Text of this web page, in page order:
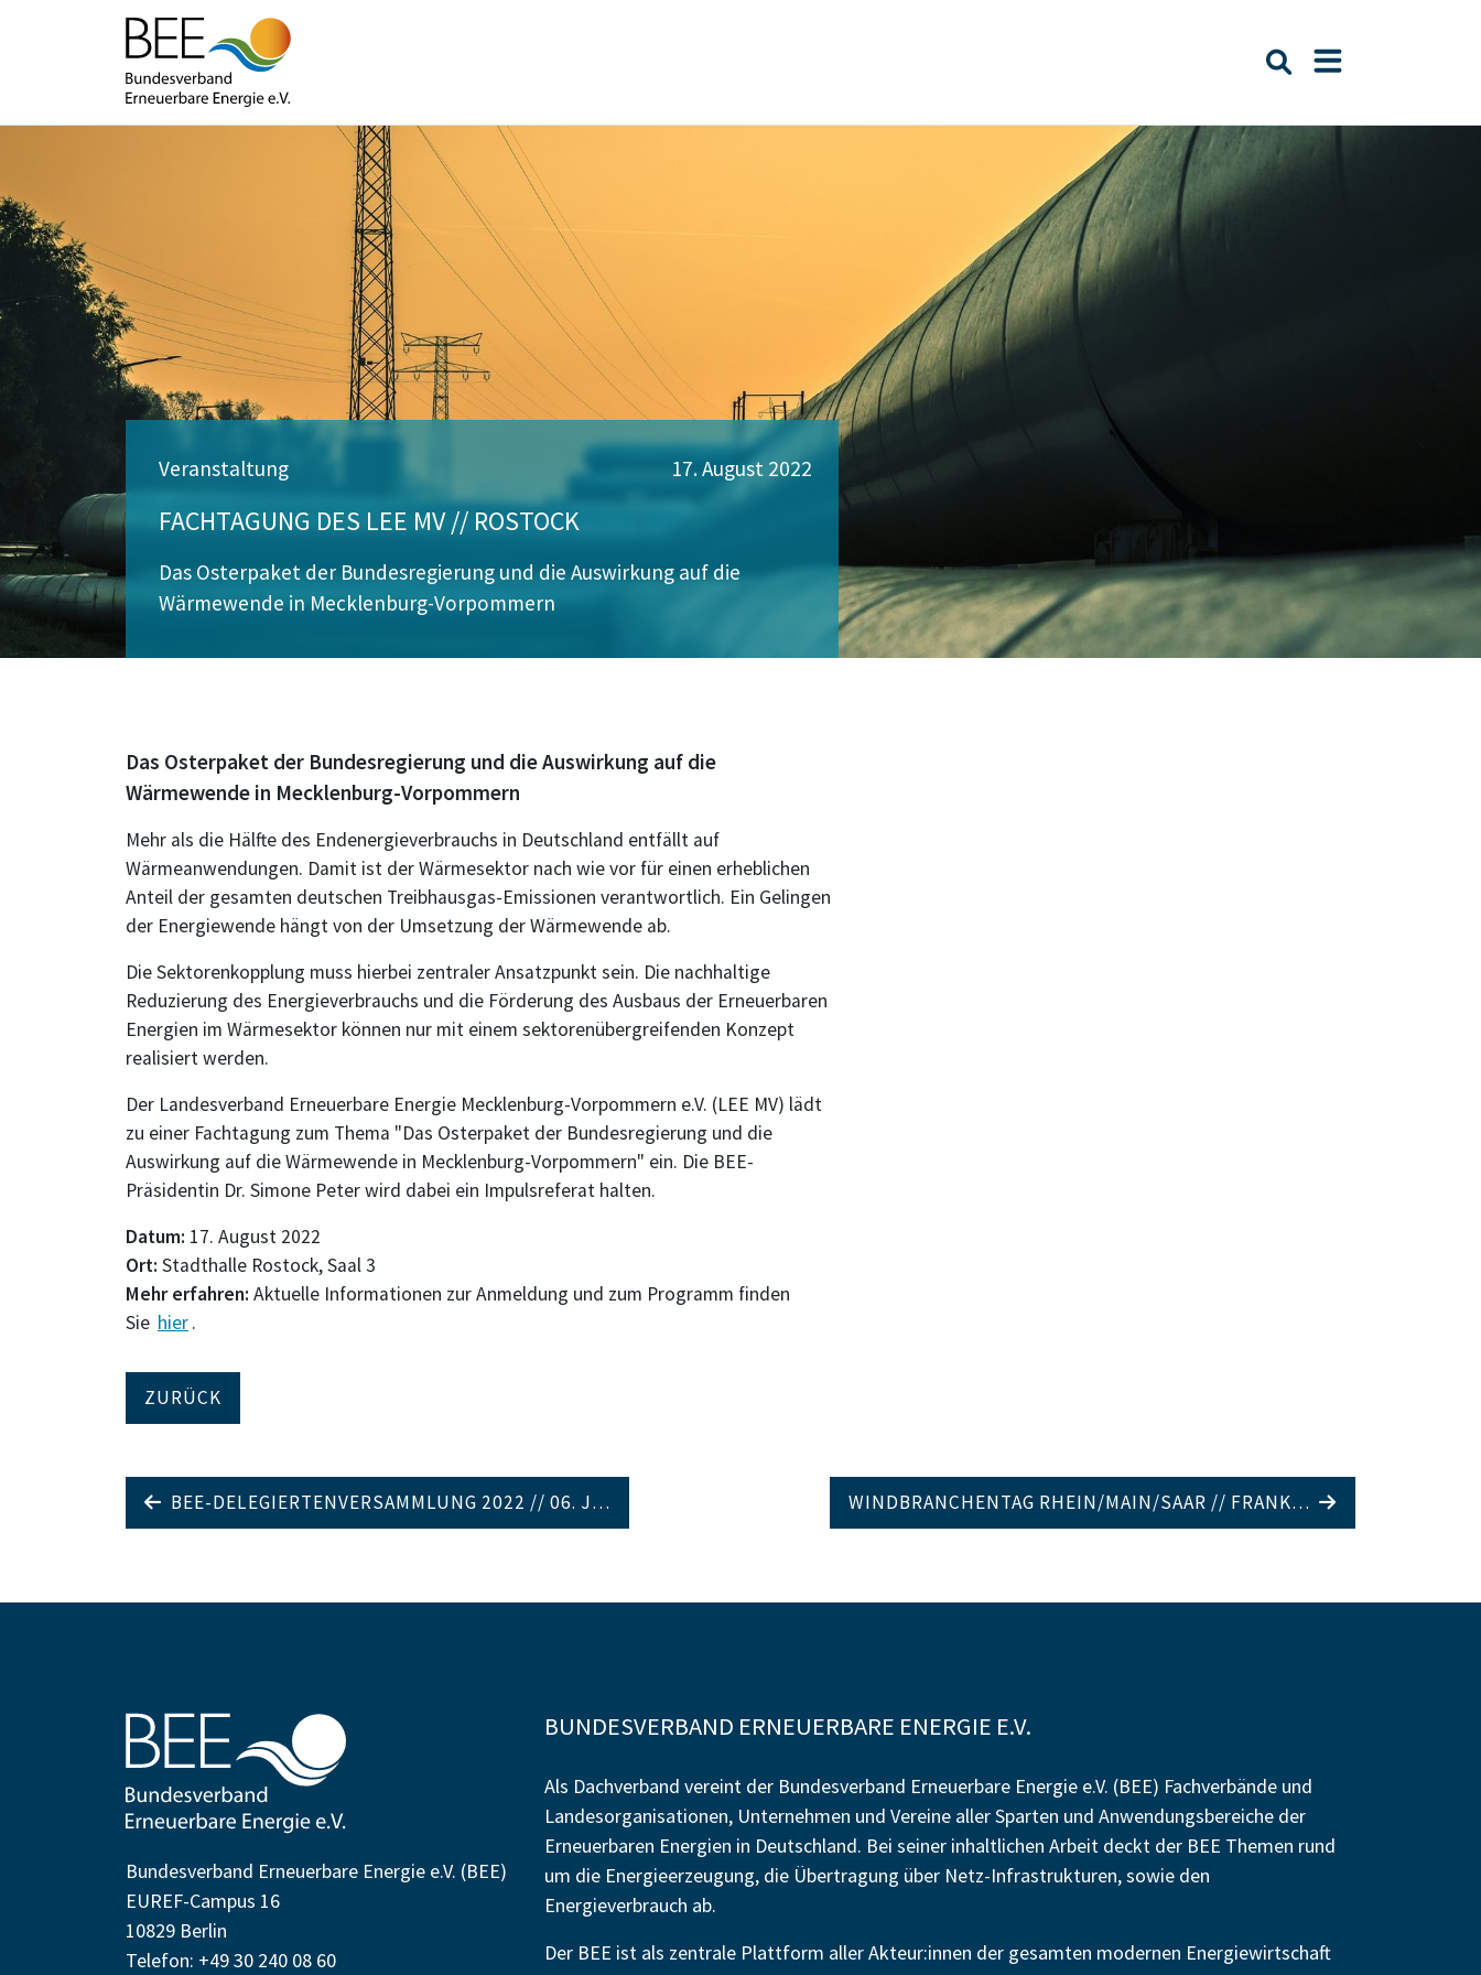
Suche öffnen
Veranstaltung
FACHTAGUNG DES LEE MV // ROSTOCK
Das Osterpaket der Bundesregierung und die Auswirkung auf die
Wärmewende in Mecklenburg-Vorpommern
17. August 2022
Das Osterpaket der Bundesregierung und die Auswirkung auf die
Wärmewende in Mecklenburg-Vorpommern
Mehr als die Hälfte des Endenergieverbrauchs in Deutschland entfällt auf
Wärmeanwendungen. Damit ist der Wärmesektor nach wie vor für einen erheblichen
Anteil der gesamten deutschen Treibhausgas-Emissionen verantwortlich. Ein Gelingen
der Energiewende hängt von der Umsetzung der Wärmewende ab.
Die Sektorenkopplung muss hierbei zentraler Ansatzpunkt sein. Die nachhaltige
Reduzierung des Energieverbrauchs und die Förderung des Ausbaus der Erneuerbaren
Energien im Wärmesektor können nur mit einem sektorenübergreifenden Konzept
realisiert werden.
Der Landesverband Erneuerbare Energie Mecklenburg-Vorpommern e.V. (LEE MV) lädt
zu einer Fachtagung zum Thema "Das Osterpaket der Bundesregierung und die
Auswirkung auf die Wärmewende in Mecklenburg-Vorpommern" ein. Die BEE-
Präsidentin Dr. Simone Peter wird dabei ein Impulsreferat halten.
Datum: 17. August 2022
Ort: Stadthalle Rostock, Saal 3
Mehr erfahren: Aktuelle Informationen zur Anmeldung und zum Programm finden
Sie hier.
ZURÜCK
BEE-DELEGIERTENVERSAMMLUNG 2022 // 06. J… WINDBRANCHENTAG RHEIN/MAIN/SAAR // FRANK…
Bundesverband Erneuerbare Energie e.V. (BEE)
EUREF-Campus 16
10829 Berlin
Telefon: +49 30 240 08 60
BUNDESVERBAND ERNEUERBARE ENERGIE E.V.
Als Dachverband vereint der Bundesverband Erneuerbare Energie e.V. (BEE) Fachverbände und
Landesorganisationen, Unternehmen und Vereine aller Sparten und Anwendungsbereiche der
Erneuerbaren Energien in Deutschland. Bei seiner inhaltlichen Arbeit deckt der BEE Themen rund
um die Energieerzeugung, die Übertragung über Netz-Infrastrukturen, sowie den
Energieverbrauch ab.
Der BEE ist als zentrale Plattform aller Akteur:innen der gesamten modernen Energiewirtschaft